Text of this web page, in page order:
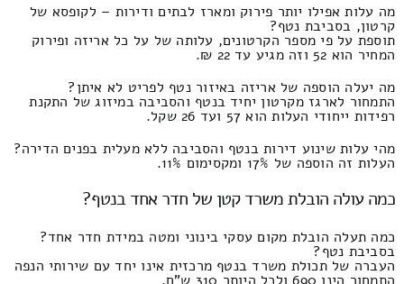
מה עלות אפילו יותר פירוק ומארז לבתים ודירות – לקופסא של
קרטון, בסביבת נטף?
תוספת על פי מספר הקרטונים, עלותה של על כל אריזה ופירוק
המחיר הוא 52 וזה מגיע עד 22 ₪.
מה יעלה הוספה של אריזה באיזור נטף לפריט לא איתן?
התמחור לארגז מקרטון יחיד בנטף והסביבה במיזוג של התקנת
רפידות ייחודי העלות הוא 57 ועד 26 שקל.
מהי עלות שינוע דירות בנטף והסביבה ללא מעלית בפנים הדירה?
העלות זה הוספה של 17% ומקסימום 11%.
כמה עולה הובלת משרד קטן של חדר אחד בנטף?
כמה תעלה הובלת מקום עסקי בינוני ומטה במידת חדר אחד?
בסביבת נטף?
העברה של תכולת משרד בנטף מרכזית אינו יחד עם שירותי הנפה